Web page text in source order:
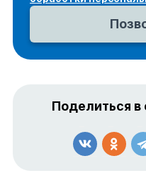
Поделиться в